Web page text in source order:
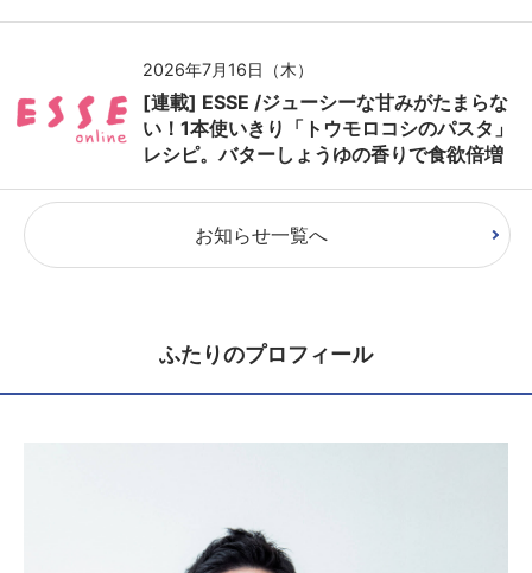
2026年7月16日（木）
[連載] ESSE /ジューシーな甘みがたまらな
い！1本使いきり「トウモロコシのパスタ」
レシピ。バターしょうゆの香りで食欲倍増
お知らせ一覧へ
ふたりのプロフィール